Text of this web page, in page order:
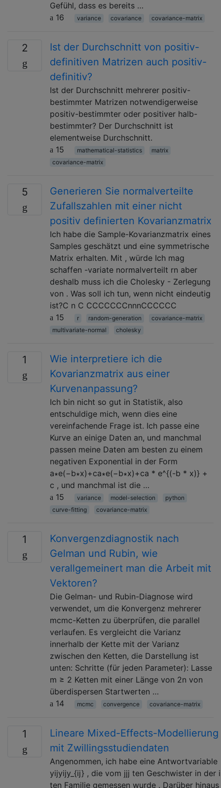
Gefühl, dass es bereits …
16
variance covariance covariance-matrix
2
Ist der Durchschnitt von positiv-
definitiven Matrizen auch positiv-
definitiv?
Ist der Durchschnitt mehrerer positiv-
bestimmter Matrizen notwendigerweise
positiv-bestimmter oder positiver halb-
bestimmter? Der Durchschnitt ist
elementweise Durchschnitt.
15
mathematical-statistics
matrix
covariance-matrix
5
Generieren Sie normalverteilte
Zufallszahlen mit einer nicht
positiv definierten Kovarianzmatrix
Ich habe die Sample-Kovarianzmatrix eines
Samples geschätzt und eine symmetrische
Matrix erhalten. Mit , würde Ich mag
schaffen -variate normalverteilt rn aber
deshalb muss ich die Cholesky - Zerlegung
von . Was soll ich tun, wenn nicht eindeutig
ist?C n C CCCCCCCnnnCCCCCC
15
r random-generation
covariance-matrix
multivariate-normal
cholesky
1
Wie interpretiere ich die
Kovarianzmatrix aus einer
Kurvenanpassung?
Ich bin nicht so gut in Statistik, also
entschuldige mich, wenn dies eine
vereinfachende Frage ist. Ich passe eine
Kurve an einige Daten an, und manchmal
passen meine Daten am besten zu einem
negativen Exponential in der Form
a∗e(−b∗x)+ca∗e(−b∗x)+ca * e^{(-b * x)} +
c , und manchmal ist die …
15
variance model-selection
python
curve-fitting
covariance-matrix
1
Konvergenzdiagnostik nach
Gelman und Rubin, wie
verallgemeinert man die Arbeit mit
Vektoren?
Die Gelman- und Rubin-Diagnose wird
verwendet, um die Konvergenz mehrerer
mcmc-Ketten zu überprüfen, die parallel
verlaufen. Es vergleicht die Varianz
innerhalb der Kette mit der Varianz
zwischen den Ketten, die Darstellung ist
unten: Schritte (für jeden Parameter): Lasse
m ≥ 2 Ketten mit einer Länge von 2n von
überdispersen Startwerten …
14
mcmc convergence covariance-matrix
1
Lineare Mixed-Effects-Modellierung
mit Zwillingsstudiendaten
Angenommen, ich habe eine Antwortvariable
yijyijy_{ij} , die vom jjj ten Geschwister in der
ten Familie gemessen wurde . Darüber hinaus